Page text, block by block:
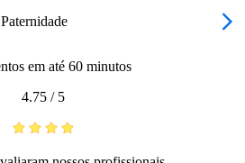
em até 60 minutos
4.75 / 5